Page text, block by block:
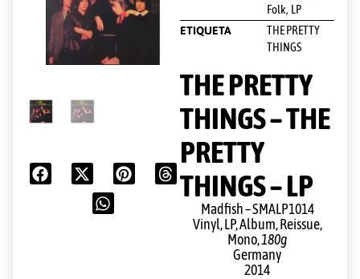
Folk, LP
ETIQUETA
THE PRETTY
THINGS
THE PRETTY
THINGS – THE
PRETTY
THINGS – LP
Madfish ‎– SMALP1014
Vinyl, LP, Album, Reissue,
Mono,180g
Germany
2014